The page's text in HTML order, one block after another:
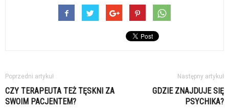
Poprzedni artykuł
CZY TERAPEUTA TEŻ TĘSKNI ZA
SWOIM PACJENTEM?
Następny artykuł
GDZIE ZNAJDUJE SIĘ
PSYCHIKA?